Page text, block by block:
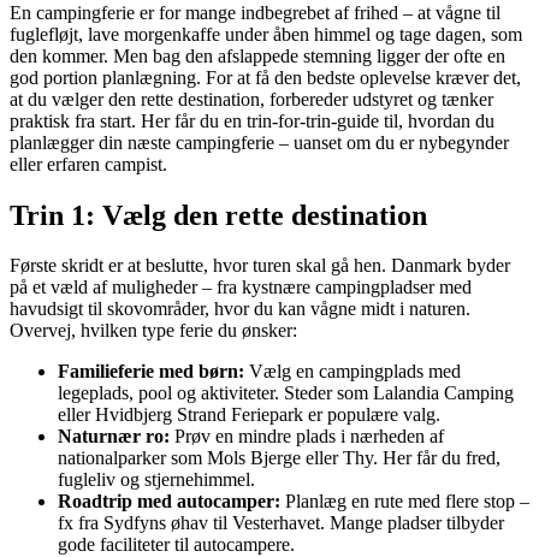
En campingferie er for mange indbegrebet af frihed – at vågne til
fuglefløjt, lave morgenkaffe under åben himmel og tage dagen, som
den kommer. Men bag den afslappede stemning ligger der ofte en
god portion planlægning. For at få den bedste oplevelse kræver det,
at du vælger den rette destination, forbereder udstyret og tænker
praktisk fra start. Her får du en trin-for-trin-guide til, hvordan du
planlægger din næste campingferie – uanset om du er nybegynder
eller erfaren campist.
Trin 1: Vælg den rette destination
Første skridt er at beslutte, hvor turen skal gå hen. Danmark byder
på et væld af muligheder – fra kystnære campingpladser med
havudsigt til skovområder, hvor du kan vågne midt i naturen.
Overvej, hvilken type ferie du ønsker:
Familieferie med børn: Vælg en campingplads med
legeplads, pool og aktiviteter. Steder som Lalandia Camping
eller Hvidbjerg Strand Feriepark er populære valg.
Naturnær ro: Prøv en mindre plads i nærheden af
nationalparker som Mols Bjerge eller Thy. Her får du fred,
fugleliv og stjernehimmel.
Roadtrip med autocamper: Planlæg en rute med flere stop –
fx fra Sydfyns øhav til Vesterhavet. Mange pladser tilbyder
gode faciliteter til autocampere.